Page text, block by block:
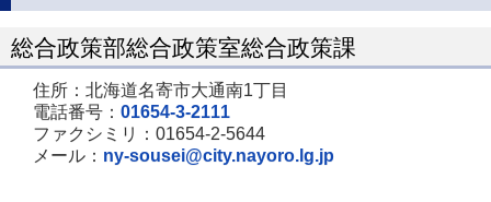
総合政策部総合政策室総合政策課
住所：北海道名寄市大通南1丁目
電話番号： 01654-3-2111
ファクシミリ：01654-2-5644
メール： ny-sousei@city.nayoro.lg.jp